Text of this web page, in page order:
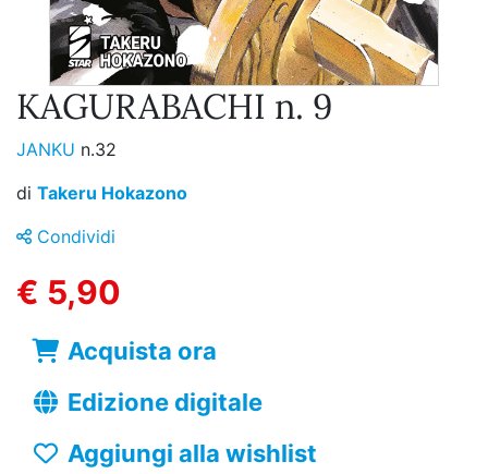
KAGURABACHI n. 9
JANKU n.32
di Takeru Hokazono
Condividi
€ 5,90
Acquista ora
Edizione digitale
Aggiungi alla wishlist